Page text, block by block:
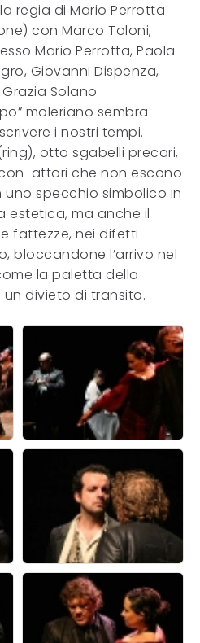
regia di Mario Perrotta
con Marco Toloni,
Mario Perrotta, Paola
Giovanni Dispenza,
Solano
moleriano sembra
i nostri tempi.
otto sgabelli precari,
attori che non escono
specchio simbolico in
estetica, ma anche il
fattezze, nei difetti
bloccandone l’arrivo nel
la paletta della
divieto di transito.